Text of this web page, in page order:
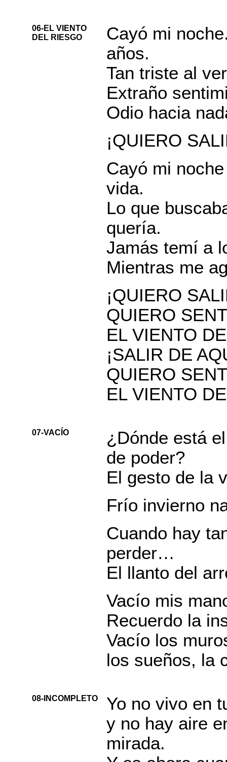
06-EL VIENTO
DEL RIESGO
Cayó mi
años.
Tan triste al
Extraño
Odio hacia
¡QUIERO
Cayó mi
vida.
Lo que
quería.
Jamás temí a
Mientras me
¡QUIERO
QUIERO
EL VIENTO
¡SALIR DE
QUIERO
EL VIENTO
07-VACÍO
¿Dónde está
de poder?
El gesto de la
Frío invierno
Cuando hay
perder…
El llanto del
Vacío mis
Recuerdo la
Vacío los
los sueños, la
08-INCOMPLETO
Yo no vivo en
y no hay aire
mirada.